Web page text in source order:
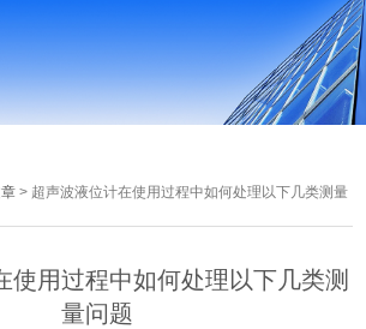
> 超声波液位计在使用过程中如何处理以下几类测量
使用过程中如何处理以下几类测
量问题